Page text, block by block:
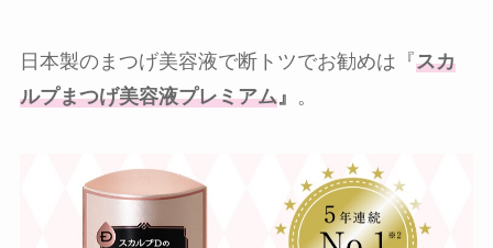
日本製のまつげ美容液で断トツでお勧めは『スカ
ルプまつげ美容液プレミアム』 。